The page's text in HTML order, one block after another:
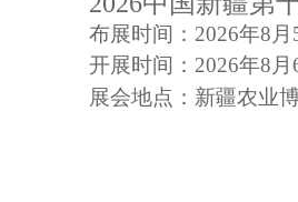
布展时间：2026年8月
开展时间：2026年8月
展会地点：新疆农业